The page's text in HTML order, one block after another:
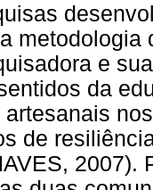
e
da
de
2007).